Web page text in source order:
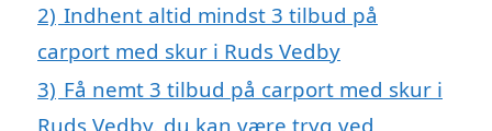
2) Indhent altid mindst 3 tilbud på
carport med skur i Ruds Vedby
3) Få nemt 3 tilbud på carport med skur i
Ruds Vedby, du kan være tryg ved